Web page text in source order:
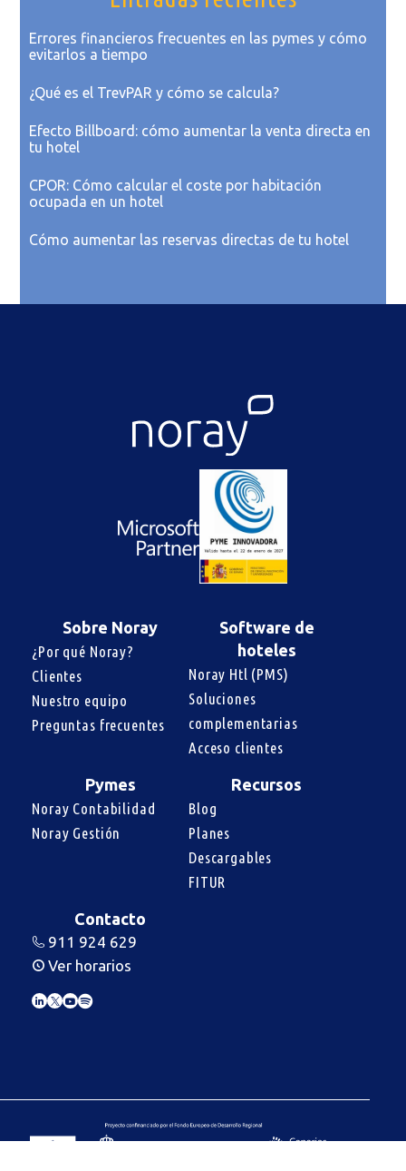
Errores financieros frecuentes en las pymes y cómo
evitarlos a tiempo
¿Qué es el TrevPAR y cómo se calcula?
Efecto Billboard: cómo aumentar la venta directa en
tu hotel
CPOR: Cómo calcular el coste por habitación
ocupada en un hotel
Cómo aumentar las reservas directas de tu hotel
Sobre Noray
¿Por qué Noray?
Clientes
Nuestro equipo
Preguntas frecuentes
Software de
hoteles
Noray Htl (PMS)
Soluciones
complementarias
Acceso clientes
Pymes
Noray Contabilidad
Noray Gestión
Recursos
Blog
Planes
Descargables
FITUR
Contacto
Ver horarios
911 924 629